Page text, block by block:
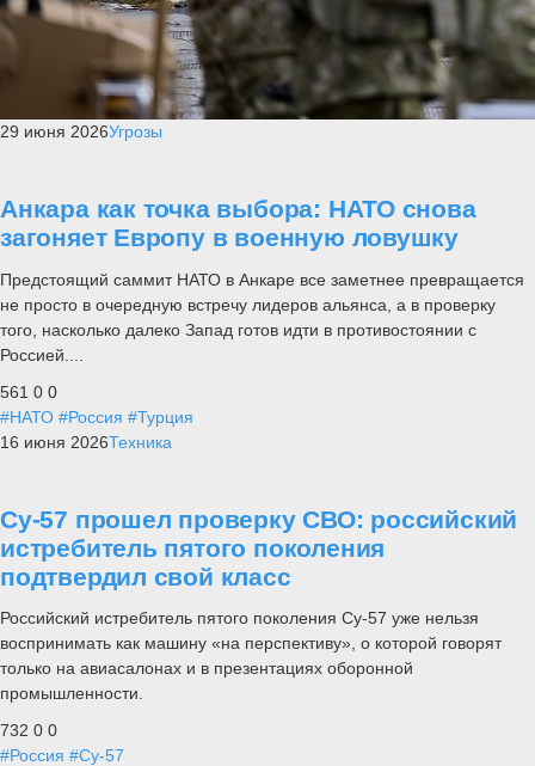
29 июня 2026Угрозы
Анкара как точка выбора: НАТО снова
загоняет Европу в военную ловушку
Предстоящий саммит НАТО в Анкаре все заметнее превращается
не просто в очередную встречу лидеров альянса, а в проверку
того, насколько далеко Запад готов идти в противостоянии с
Россией....
561 0 0
#НАТО #Россия #Турция
16 июня 2026Техника
Су-57 прошел проверку СВО: российский
истребитель пятого поколения
подтвердил свой класс
Российский истребитель пятого поколения Су-57 уже нельзя
воспринимать как машину «на перспективу», о которой говорят
только на авиасалонах и в презентациях оборонной
промышленности.
732 0 0
#Россия #Су-57